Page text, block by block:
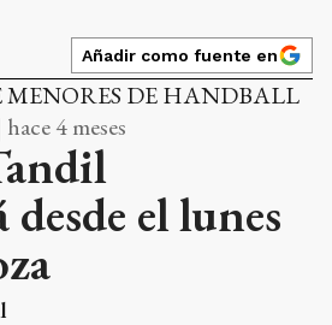
Añadir como fuente en
DE HANDBALL
4 meses
el lunes